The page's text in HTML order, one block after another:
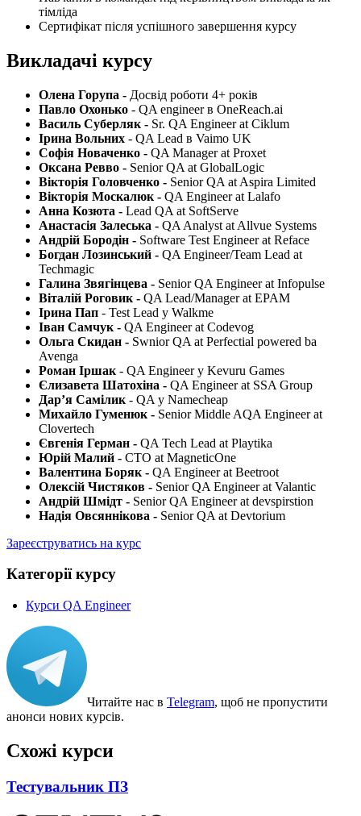
тімліда
Сертифікат після успішного завершення курсу
Викладачі курсу
Олена Горупа - Досвід роботи 4+ років
Павло Охонько - QA engineer в OneReach.ai
Василь Суберляк - Sr. QA Engineer at Ciklum
Ірина Вольних - QA Lead в Vaimo UK
Софія Новаченко - QA Manager at Proxet
Оксана Ревво - Senior QA at GlobalLogic
Вікторія Головченко - Senior QA at Aspira Limited
Вікторія Москалюк - QA Engineer at Lalafo
Анна Козюта - Lead QA at SoftServe
Анастасія Залеська - QA Analyst at Allvue Systems
Андрій Бородін - Software Test Engineer at Reface
Богдан Лозинський - QA Engineer/Team Lead at
Techmagic
Галина Звягінцева - Senior QA Engineer at Infopulse
Віталій Роговик - QA Lead/Manager at EPAM
Ірина Пап - Test Lead у Walkme
Іван Самчук - QA Engineer at Codevog
Ольга Скидан - Swnior QA at Perfectial powered ba
Avenga
Роман Іршак - QA Engineer у Kevuru Games
Єлизавета Шатохіна - QA Engineer at SSA Group
Дарʼя Самілик - QA у Namecheap
Михайло Гуменюк - Senior Middle AQA Engineer at
Clovertech
Євгенія Герман - QA Tech Lead at Playtika
Юрій Малий - CTO at MagneticOne
Валентина Боряк - QA Engineer at Beetroot
Олексій Чистяков - Senior QA Engineer at Valantic
Андрій Шмідт - Senior QA Engineer at devspirstion
Надія Овсяннікова - Senior QA at Devtorium
Зареєструватись на курс
Категорії курсу
Курси QA Engineer
Читайте нас в Telegram, щоб не пропустити
анонси нових курсів.
Схожі курси
Тестувальник ПЗ